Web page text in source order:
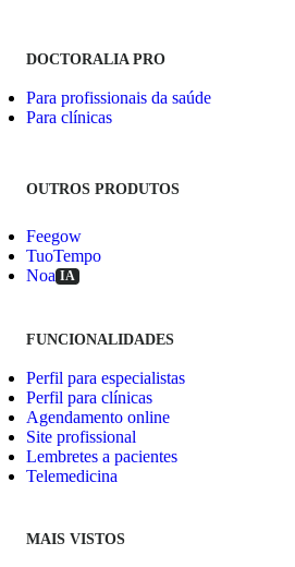
DOCTORALIA PRO
Para profissionais da saúde
Para clínicas
OUTROS PRODUTOS
Feegow
TuoTempo
Noa IA
FUNCIONALIDADES
Perfil para especialistas
Perfil para clínicas
Agendamento online
Site profissional
Lembretes a pacientes
Telemedicina
MAIS VISTOS